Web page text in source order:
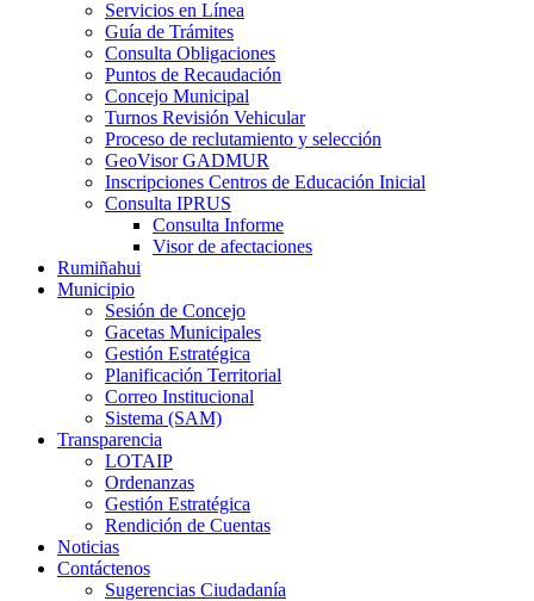
Servicios en Línea
Guía de Trámites
Consulta Obligaciones
Puntos de Recaudación
Concejo Municipal
Turnos Revisión Vehicular
Proceso de reclutamiento y selección
GeoVisor GADMUR
Inscripciones Centros de Educación Inicial
Consulta IPRUS
Consulta Informe
Visor de afectaciones
Rumiñahui
Municipio
Sesión de Concejo
Gacetas Municipales
Gestión Estratégica
Planificación Territorial
Correo Institucional
Sistema (SAM)
Transparencia
LOTAIP
Ordenanzas
Gestión Estratégica
Rendición de Cuentas
Noticias
Contáctenos
Sugerencias Ciudadanía